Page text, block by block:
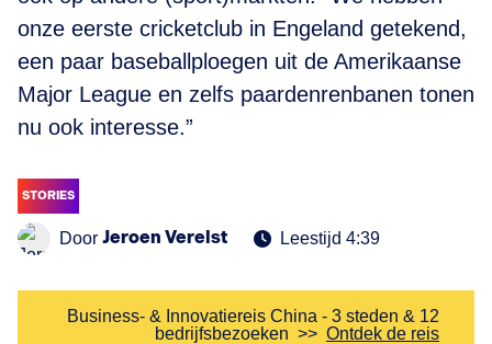
onze eerste cricketclub in Engeland getekend,
een paar baseballploegen uit de Amerikaanse
Major League en zelfs paardenrenbanen tonen
nu ook interesse.”
STORIES
Door Jeroen Verelst Leestijd 4:39
Business- & Innovatiereis China - 3 steden & 12
bedrijfsbezoeken >> Ontdek de reis